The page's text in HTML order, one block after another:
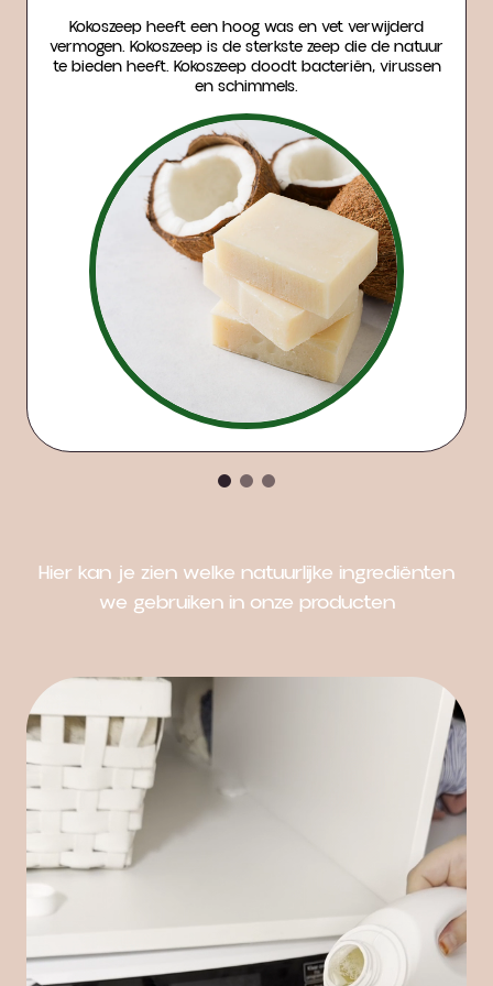
Kokoszeep heeft een hoog was en vet verwijderd
vermogen. Kokoszeep is de sterkste zeep die de natuur
te bieden heeft. Kokoszeep doodt bacteriën, virussen
en schimmels.
Hier kan je zien welke natuurlijke ingrediënten
we gebruiken in onze producten